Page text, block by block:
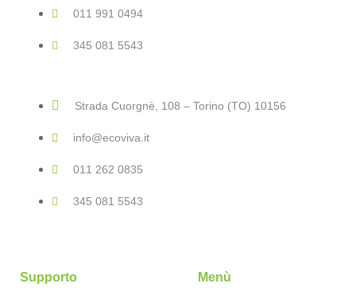
011 991 0494
345 081 5543
Strada Cuorgnè, 108 – Torino (TO) 10156
info@ecoviva.it
011 262 0835
345 081 5543
Supporto Menù